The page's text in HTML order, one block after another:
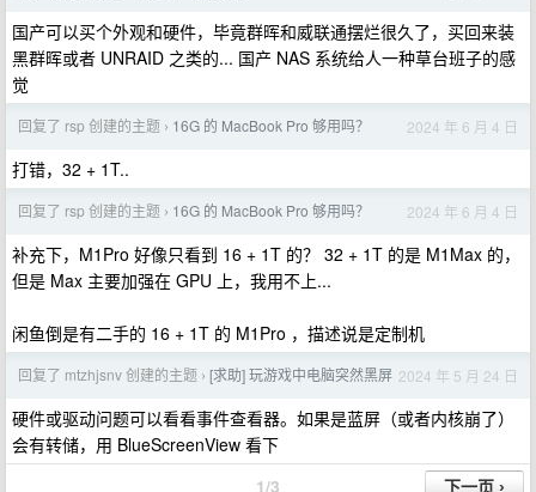
国产可以买个外观和硬件，毕竟群晖和威联通摆烂很久了，买回来装
黑群晖或者 UNRAID 之类的... 国产 NAS 系统给人一种草台班子的感
觉
回复了 rsp 创建的主题 › 16G 的 MacBook Pro 够用吗？ 2024 年 6 月 4 日
打错，32 + 1T..
回复了 rsp 创建的主题 › 16G 的 MacBook Pro 够用吗？ 2024 年 6 月 4 日
补充下，M1Pro 好像只看到 16 + 1T 的？ 32 + 1T 的是 M1Max 的，
但是 Max 主要加强在 GPU 上，我用不上...
闲鱼倒是有二手的 16 + 1T 的 M1Pro ，描述说是定制机
回复了 mtzhjsnv 创建的主题 › [求助] 玩游戏中电脑突然黑屏 2024 年 5 月 24 日
硬件或驱动问题可以看看事件查看器。如果是蓝屏（或者内核崩了）
会有转储，用 BlueScreenView 看下
1/3